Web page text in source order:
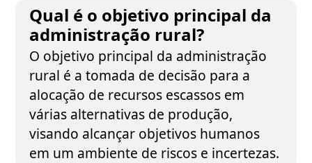
Qual é o objetivo principal da
administração rural?
O objetivo principal da administração
rural é a tomada de decisão para a
alocação de recursos escassos em
várias alternativas de produção,
visando alcançar objetivos humanos
em um ambiente de riscos e incertezas.